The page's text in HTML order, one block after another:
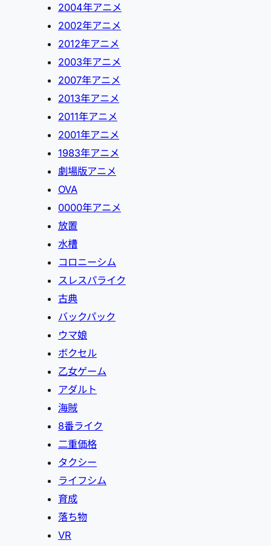
2004年アニメ
2002年アニメ
2012年アニメ
2003年アニメ
2007年アニメ
2013年アニメ
2011年アニメ
2001年アニメ
1983年アニメ
劇場版アニメ
OVA
0000年アニメ
放置
水槽
コロニーシム
スレスパライク
古典
バックパック
ウマ娘
ボクセル
乙女ゲーム
アダルト
海賊
8番ライク
二重価格
タクシー
ライフシム
育成
落ち物
VR